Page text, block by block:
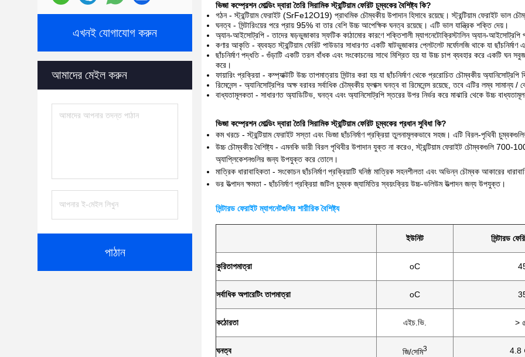
এখনই যোগাযোগ করুন
আমাদের মেইল ​​করুন
পাঠান
ভিজা কম্প্রেশন মোল্ডিং দ্বারা তৈরি সিরামিক স্ট্রন্টিয়াম ফেরিট চুম্বকের বৈশিষ্ট্য কি?
গঠন - স্ট্রন্টিয়াম ফেরাইট (SrFe12O19) প্রাথমিক চৌম্বকীয় উপাদান হিসাবে রয়েছে। স্ট্রন্টিয়াম ফেরাইট ভাল
ঘনত্ব - সিন্টারিংয়ের পরে প্রায় 95% বা তার বেশি উচ্চ আপেক্ষিক ঘনত্ব রয়েছে। এটি ভাল যান্ত্রিক শক্তি দেয়।
অ্যান-আইসোট্রপি - তাদের ষড়ভুজাকার স্ফটিক কাঠামোর কারণে শক্তিশালী ম্যাগনেটোক্রিস্টালিন অ্যান-
কণার আকৃতি - ব্যবহৃত স্ট্রন্টিয়াম ফেরিট পাউডার সাধারণত একটি ষাটভুজাকার প্লেটলেট মর্ফোলজি থাকে যা
ছাঁচনির্মাণ পদ্ধতি - গুঁড়াটি একটি তরল বাঁধক এবং সংকোচনের সাথে মিশ্রিত হয় যা উচ্চ চাপ ব্যবহার করে একটি ঘন
করে।
ফায়ারিং প্রক্রিয়া - কম্প্যাক্টটি উচ্চ তাপমাত্রায় সিন্টার করা হয় যা ছাঁচনির্মাণ থেকে প্ররোচিত চৌম্বকীয়
রিমেনেন্স - অ্যানিসোট্রপির অক্ষ বরাবর সর্বাধিক চৌম্বকীয় ফ্লাক্স ঘনত্ব বা রিমেনেন্স রয়েছে, তবে এটির লম্ব সামান্য /
বাধ্যতামূলকতা - সাধারণত অ্যাডিটিভ, ঘনত্ব এবং অ্যানিসোট্রপি স্তরের উপর নির্ভর করে মাঝারি থেকে উচ্চ
ভিজা কম্প্রেশন মোল্ডিং দ্বারা তৈরি সিরামিক স্ট্রন্টিয়াম ফেরিট চুম্বকের প্রধান সুবিধা কি?
কম খরচে - স্ট্রন্টিয়াম ফেরাইট সস্তা এবং ভিজা ছাঁচনির্মাণ প্রক্রিয়া তুলনামূলকভাবে সহজ। এটি বিরল-পৃথিবী
উচ্চ চৌম্বকীয় বৈশিষ্ট্য - এমনকি ভারী বিরল পৃথিবীর উপাদান যুক্ত না করেও, স্ট্রন্টিয়াম ফেরাইট চৌম্বকগুলি 700-
অ্যাপ্লিকেশনগুলির জন্য উপযুক্ত করে তোলে।
মাত্রিক ধারাবাহিকতা - সংকোচন ছাঁচনির্মাণ প্রক্রিয়াটি ঘনিষ্ঠ মাত্রিক সহনশীলতা এবং অভিন্ন চৌম্বক আকারের
ভর উত্পাদন ক্ষমতা - ছাঁচনির্মাণ প্রক্রিয়া জটিল চুম্বক জ্যামিতির স্বয়ংক্রিয় উচ্চ-ভলিউম উত্পাদন জন্য উপযুক্ত।
সিন্টারড ফেরাইট ম্যাগনেটগুলির শারীরিক বৈশিষ্ট্য
ইউনিট সিন্টারড
কুরিতাপমাত্রা oC
সর্বাধিক অপারেটিং তাপমাত্রা oC
কঠোরতা এইচ.ভি. >
ঘনত্ব জি/সেমি3 4.8